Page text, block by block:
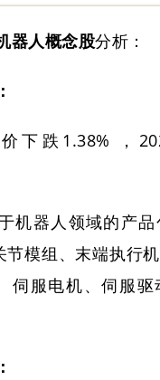
器人概念股分析：
下跌1.38% ，
机器人领域的产
节模组、末端执行
伺服电机、伺服